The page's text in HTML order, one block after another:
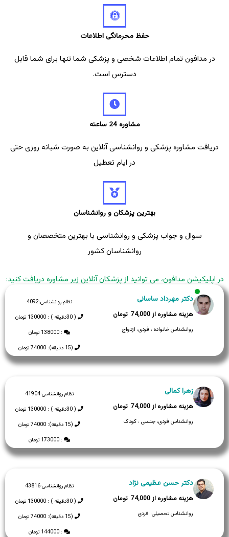
حفظ محرمانگی اطلاعات
در مدافون تمام اطلاعات شخصی و پزشکی شما تنها برای شما قابل
دسترس است.
مشاوره 24 ساعته
دریافت مشاوره پزشکی و روانشناسی آنلاین به صورت شبانه روزی حتی
در ایام تعطیل
بهترین پزشکان و روانشناسان
سوال و جواب پزشکی و روانشناسی با بهترین متخصصان و
روانشناسان کشور
در اپلیکیشن مدافون، می توانید از پزشکان آنلاین زیر مشاوره دریافت کنید:
نظام روانشناسی:4092
( 30دقیقه ) : 130000 تومان
: 138000 تومان
(15 دقیقه): 74000 تومان
دکتر مهرداد ساسانی
74,000
روانشناس خانواده ، فردی، ازدواج
نظام روانشناسی:41904
( 30دقیقه ) : 130000 تومان
(15 دقیقه): 74000 تومان
: 173000 تومان
زهرا کمالی
74,000
روانشناس فردی، جنسی ، کودک
نظام روانشناسی:43816
( 30دقیقه ) : 130000 تومان
(15 دقیقه): 74000 تومان
: 144000 تومان
دکتر حسن عظیمی نژاد
74,000
روانشناس تحصیلی، فردی